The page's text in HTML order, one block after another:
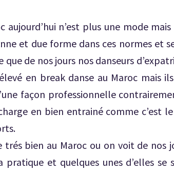
n’est plus une mode mais
et due forme dans ces normes et
de nos jours nos danseurs
en break danse au Maroc mais ils
façon professionnelle
en bien entrainé comme c’est
bien au Maroc ou on voit de nos
et quelques unes d’elles se